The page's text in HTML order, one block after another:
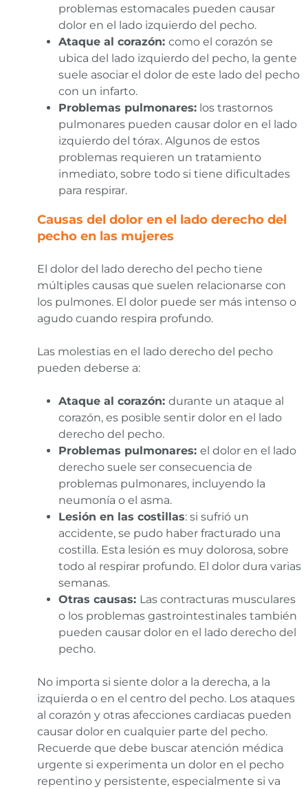
problemas estomacales pueden causar
dolor en el lado izquierdo del pecho.
Ataque al corazón: como el corazón se
ubica del lado izquierdo del pecho, la gente
suele asociar el dolor de este lado del pecho
con un infarto.
Problemas pulmonares:los trastornos
pulmonares pueden causar dolor en el lado
izquierdo del tórax. Algunos de estos
problemas requieren un tratamiento
inmediato, sobre todo si tiene dificultades
para respirar.
Causas del dolor en el lado derecho del
pecho en las mujeres
El dolor del lado derecho del pecho tiene
múltiples causas que suelen relacionarse con
los pulmones. El dolor puede ser más intenso o
agudo cuando respira profundo.
Las molestias en el lado derecho del pecho
pueden deberse a:
Ataque al corazón: durante un ataque al
corazón, es posible sentir dolor en el lado
derecho del pecho.
Problemas pulmonares: el dolor en el lado
derecho suele ser consecuencia de
problemas pulmonares, incluyendo la
neumonía o el asma.
Lesión en las costillas: si sufrió un
accidente, se pudo haber fracturado una
costilla. Esta lesión es muy dolorosa, sobre
todo al respirar profundo. El dolor dura varias
semanas.
Otras causas: Las contracturas musculares
o los problemas gastrointestinales también
pueden causar dolor en el lado derecho del
pecho.
No importa si siente dolor a la derecha, a la
izquierda o en el centro del pecho. Los ataques
al corazón y otras afecciones cardiacas pueden
causar dolor en cualquier parte del pecho.
Recuerde que debe buscar atención médica
urgente si experimenta un dolor en el pecho
repentino y persistente, especialmente si va